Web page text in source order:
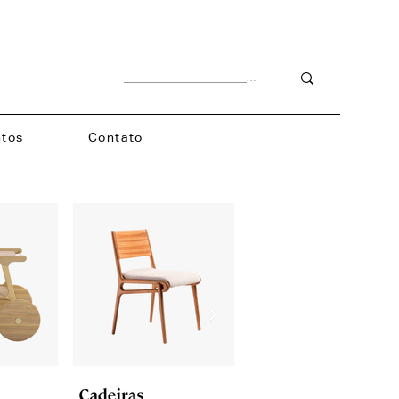
Contato